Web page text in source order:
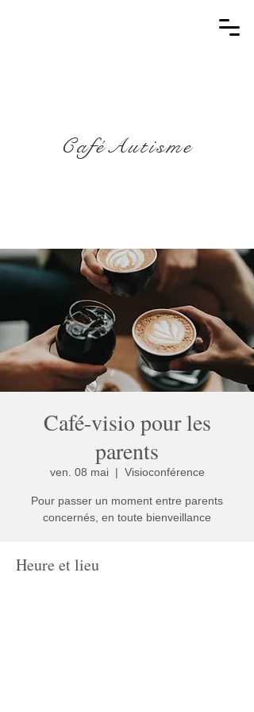
CaféAutisme
Café-visio pour les
parents
ven. 08 mai
  |
Visioconférence
Pour passer un moment entre parents
concernés, en toute bienveillance
Heure et lieu